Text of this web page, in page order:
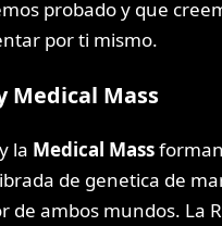
probado y que
por ti mismo.
Medical Mass
y la Medical Mass
de genetica de
de ambos mundos. La